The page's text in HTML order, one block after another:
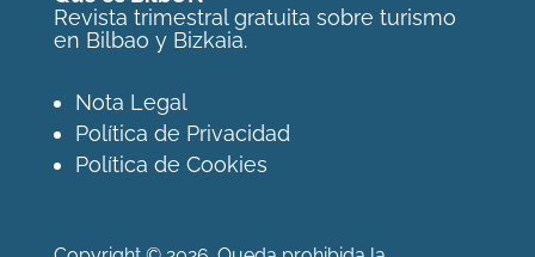
Revista trimestral gratuita sobre turismo
en Bilbao y Bizkaia.
Nota Legal
Política de Privacidad
Política de Cookies